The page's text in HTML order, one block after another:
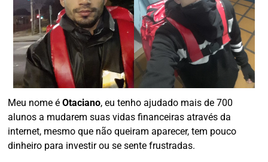
Meu nome éOtaciano, eu tenho ajudado mais de 700
alunos a mudarem suas vidas financeiras através da
internet, mesmo que não queiram aparecer, tem pouco
dinheiro para investir ou se sente frustradas.